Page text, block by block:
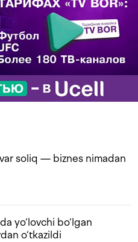
soliq — biznes nimadan
yo‘lovchi bo‘lgan
o‘tkazildi